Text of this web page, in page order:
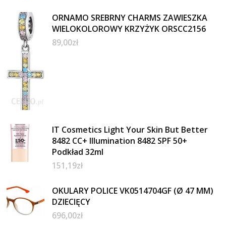
ORNAMO SREBRNY CHARMS ZAWIESZKA
WIELOKOLOROWY KRZYŻYK ORSCC2156
89,00zł
IT Cosmetics Light Your Skin But Better
8482 CC+ Illumination 8482 SPF 50+
Podkład 32ml
151,19zł
OKULARY POLICE VK0514704GF (Ø 47 MM)
DZIECIĘCY
696,00zł